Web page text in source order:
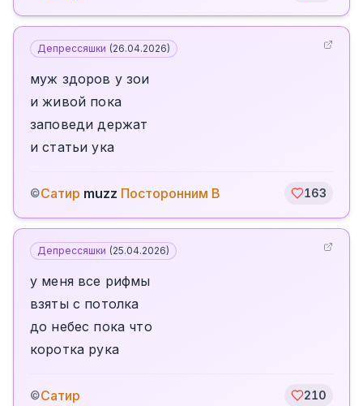
Депрессяшки (26.04.2026)
муж здоров у зои
и живой пока
заповеди держат
и статьи ука
©Сатир muzz Посторонним В 163
Депрессяшки (25.04.2026)
у меня все рифмы
взяты с потолка
до небес пока что
коротка рука
©Сатир 210